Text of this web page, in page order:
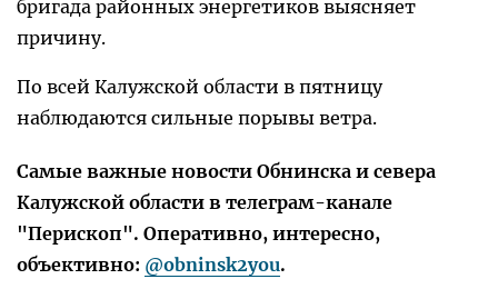
бригада районных энергетиков выясняет
причину.
По всей Калужской области в пятницу
наблюдаются сильные порывы ветра.
Самые важные новости Обнинска и севера
Калужской области в телеграм-канале
"Перископ". Оперативно, интересно,
объективно: @obninsk2you.